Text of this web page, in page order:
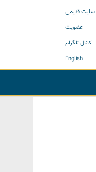
سایت قدیمی
عضویت
کانال تلگرام
English